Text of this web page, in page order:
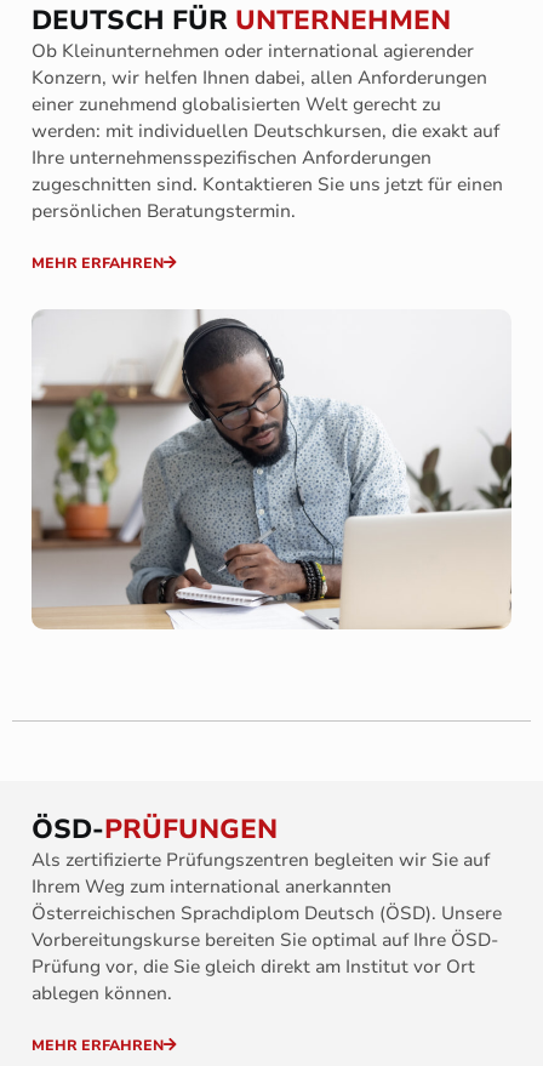
DEUTSCH FÜR UNTERNEHMEN
Ob Kleinunternehmen oder international agierender
Konzern, wir helfen Ihnen dabei, allen Anforderungen
einer zunehmend globalisierten Welt gerecht zu
werden: mit individuellen Deutschkursen, die exakt auf
Ihre unternehmensspezifischen Anforderungen
zugeschnitten sind. Kontaktieren Sie uns jetzt für einen
persönlichen Beratungstermin.
MEHR ERFAHREN
ÖSD-PRÜFUNGEN
Als zertifizierte Prüfungszentren begleiten wir Sie auf
Ihrem Weg zum international anerkannten
Österreichischen Sprachdiplom Deutsch (ÖSD). Unsere
Vorbereitungskurse bereiten Sie optimal auf Ihre ÖSD-
Prüfung vor, die Sie gleich direkt am Institut vor Ort
ablegen können.
MEHR ERFAHREN